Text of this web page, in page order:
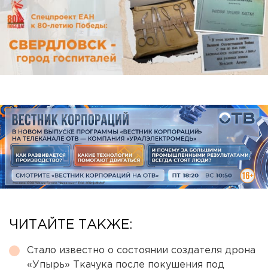
ЧИТАЙТЕ ТАКЖЕ:
Стало известно о состоянии создателя дрона
«Упырь» Ткачука после покушения под